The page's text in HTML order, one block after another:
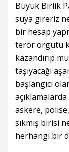
Büyük Birlik
suya gireriz
bir hesap
terör örgütü
kazandırıp
taşıyacağı
başlangıcı
askere,
sıkmış birisi
herhangi bir